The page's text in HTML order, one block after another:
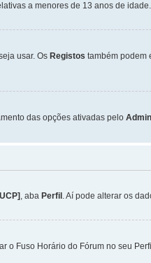
a menores de 13 anos de idade.
usar. Os Registos também podem
das opções ativadas pelo
, aba Perfil . Aí pode alterar os
o Fuso Horário do Fórum no seu